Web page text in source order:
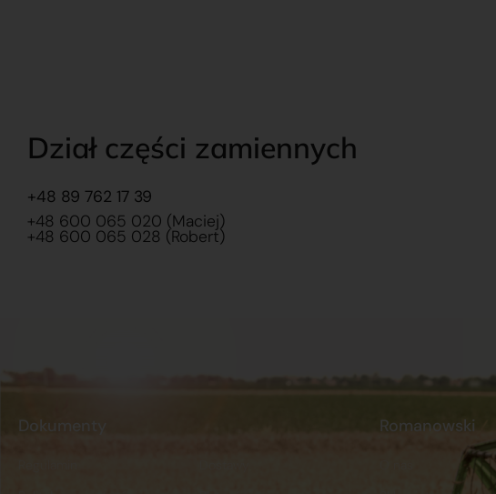
Dział części zamiennych
+48 89 762 17 39
+48 600 065 020 (Maciej)
+48 600 065 028 (Robert)
Dokumenty Romanowski